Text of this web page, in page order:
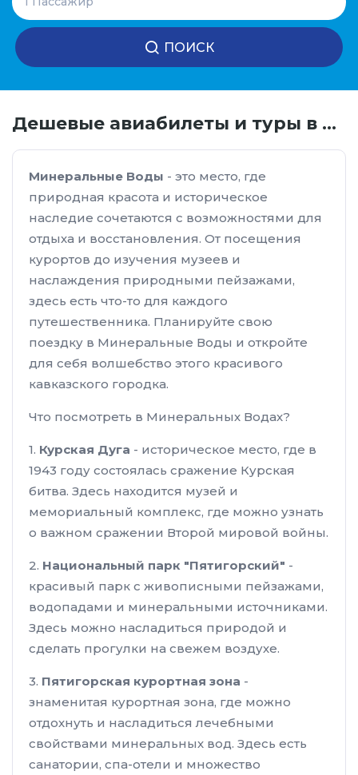
ПОИСК
Дешевые авиабилеты и туры в Минеральные Воды
Минеральные Воды - это место, где
природная красота и историческое
наследие сочетаются с возможностями для
отдыха и восстановления. От посещения
курортов до изучения музеев и
наслаждения природными пейзажами,
здесь есть что-то для каждого
путешественника. Планируйте свою
поездку в Минеральные Воды и откройте
для себя волшебство этого красивого
кавказского городка.
Что посмотреть в Минеральных Водах?
1. Курская Дуга - историческое место, где в
1943 году состоялась сражение Курская
битва. Здесь находится музей и
мемориальный комплекс, где можно узнать
о важном сражении Второй мировой войны.
2. Национальный парк "Пятигорский" -
красивый парк с живописными пейзажами,
водопадами и минеральными источниками.
Здесь можно насладиться природой и
сделать прогулки на свежем воздухе.
3. Пятигорская курортная зона -
знаменитая курортная зона, где можно
отдохнуть и насладиться лечебными
свойствами минеральных вод. Здесь есть
санатории, спа-отели и множество